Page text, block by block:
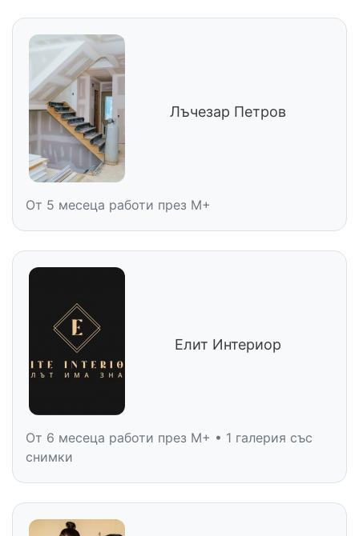
Лъчезар Петров
От 5 месеца работи през M+
Елит Интериор
От 6 месеца работи през M+ • 1 галерия със
снимки